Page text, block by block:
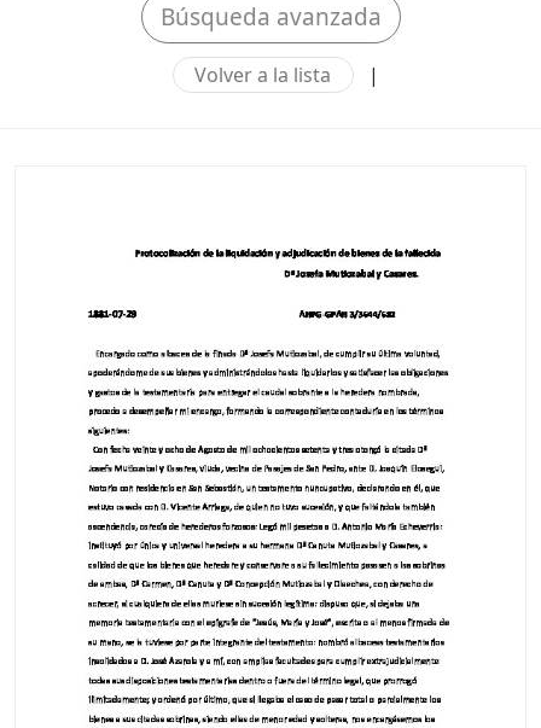
Búsqueda avanzada
Volver a la lista |